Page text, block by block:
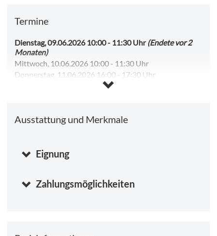
Termine
Dienstag, 09.06.2026 10:00- 11:30 Uhr(Endete vor 2
Monaten)
Mittwoch, 10.06.2026 10:00 - 11:30 Uhr
Donnerstag, 11.06.2026 16:00 - 17:30 Uhr
-11:30 Uhr
Samstag, 13.06.2026 14:00-15:30 Uhr
Sonntag, 09.08.2026 10:00
Stunden)
Ausstattung und Merkmale
Eignung
Zahlungsmöglichkeiten